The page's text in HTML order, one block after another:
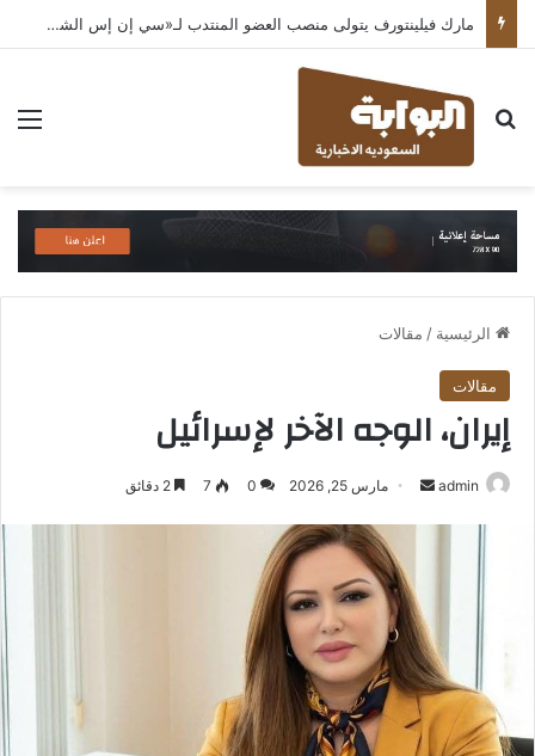
مارك فيلينتورف يتولى منصب العضو المنتدب لـ«سي إن إس الشرق الأوسط» ويشرف على شركات قطاع التكنولوجيا ضمن مجموعة غباش
بحث عن
الرئيسية / مقالات
مقالات
إيران، الوجه الآخر لإسرائيل
admin
أرسل
إلكترونيا
مارس 25, 2026 0
7